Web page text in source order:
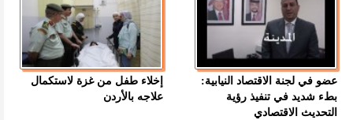
عضو في لجنة الاقتصاد النيابية:
بطء شديد في تنفيذ رؤية
التحديث الاقتصادي
إخلاء طفل من غزة لاستكمال
علاجه بالأردن